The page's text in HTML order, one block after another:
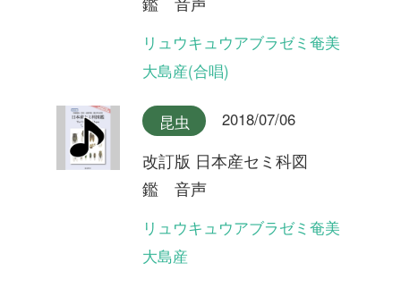
鑑 音声
ヤクシマエゾゼミ
昆虫 2018/07/06
改訂版 日本産セミ科図
鑑 音声
エゾゼミ
鑑 音声